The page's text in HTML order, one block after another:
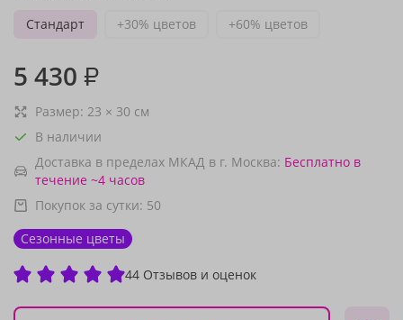
Стандарт
+30% цветов +60% цветов
5 430 ₽
Размер: 23 × 30 см
В наличии
Доставка в пределах МКАД в г. Москва: Бесплатно в
течение ~4 часов
Покупок за сутки: 50
Сезонные цветы
44 Отзывов и оценок